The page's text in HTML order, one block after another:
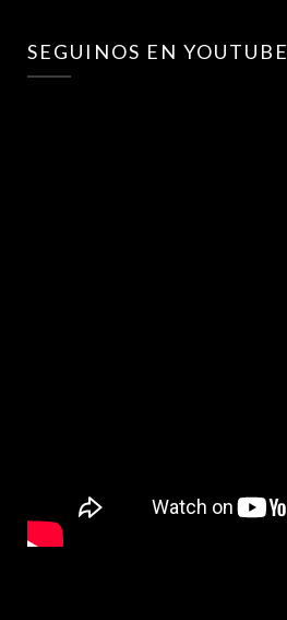
SEGUINOS EN YOUTUBE